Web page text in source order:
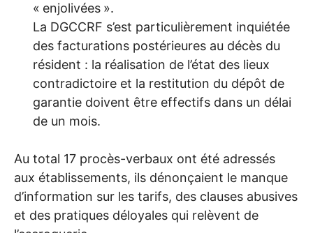
« enjolivées ».
La DGCCRF s’est particulièrement inquiétée
des facturations postérieures au décès du
résident : la réalisation de l’état des lieux
contradictoire et la restitution du dépôt de
garantie doivent être effectifs dans un délai
de un mois.
Au total 17 procès-verbaux ont été adressés
aux établissements, ils dénonçaient le manque
d’information sur les tarifs, des clauses abusives
et des pratiques déloyales qui relèvent de